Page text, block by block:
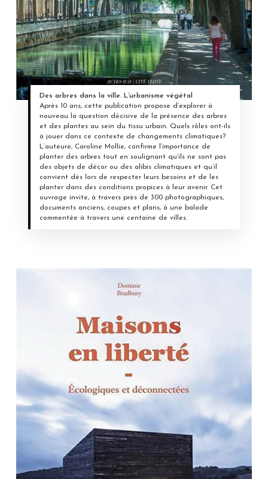
Des arbres dans la ville. L’urbanisme végétal
Après 10 ans, cette publication propose d’explorer à
nouveau la question décisive de la présence des arbres
et des plantes au sein du tissu urbain. Quels rôles ont-ils
à jouer dans ce contexte de changements climatiques?
L’auteure, Caroline Mollie, confirme l’importance de
planter des arbres tout en soulignant qu’ils ne sont pas
des objets de décor ou des alibis climatiques et qu’il
convient dès lors de respecter leurs besoins et de les
planter dans des conditions propices à leur avenir. Cet
ouvrage invite, à travers près de 300 photographiques,
documents anciens, coupes et plans, à une balade
commentée à travers une centaine de villes.